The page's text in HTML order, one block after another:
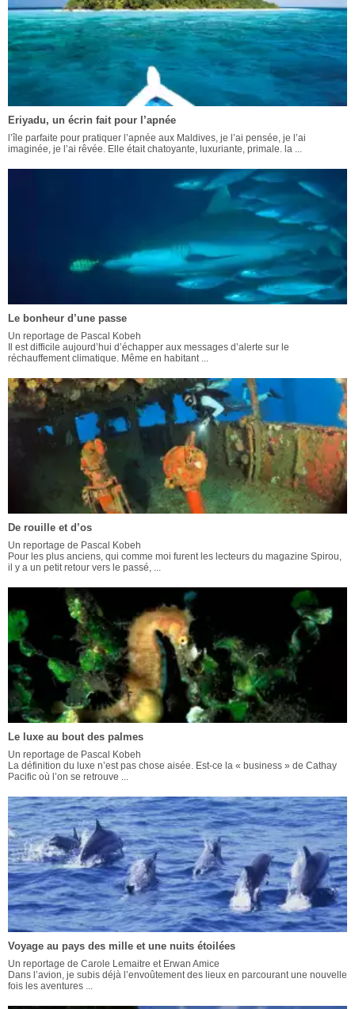
Eriyadu, un écrin fait pour l’apnée
l’île parfaite pour pratiquer l’apnée aux Maldives, je l’ai pensée, je l’ai
imaginée, je l’ai rêvée. Elle était chatoyante, luxuriante, primale. la ...
Le bonheur d’une passe
Un reportage de Pascal Kobeh
Il est difficile aujourd’hui d’échapper aux messages d’alerte sur le
réchauffement climatique. Même en habitant ...
De rouille et d’os
Un reportage de Pascal Kobeh
Pour les plus anciens, qui comme moi furent les lecteurs du magazine Spirou,
il y a un petit retour vers le passé, ...
Le luxe au bout des palmes
Un reportage de Pascal Kobeh
La définition du luxe n’est pas chose aisée. Est-ce la « business » de Cathay
Pacific où l’on se retrouve ...
Voyage au pays des mille et une nuits étoilées
Un reportage de Carole Lemaitre et Erwan Amice
Dans l’avion, je subis déjà l’envoûtement des lieux en parcourant une nouvelle
fois les aventures ...